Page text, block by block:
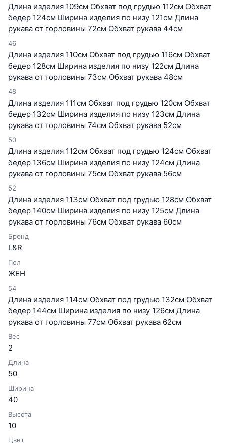
Длина изделия 109см Обхват под грудью 112см Обхват
бедер 124см Ширина изделия по низу 121см Длина
рукава от горловины 72см Обхват рукава 44см
46
Длина изделия 110см Обхват под грудью 116см Обхват
бедер 128см Ширина изделия по низу 122см Длина
рукава от горловины 73см Обхват рукава 48см
48
Длина изделия 111см Обхват под грудью 120см Обхват
бедер 132см Ширина изделия по низу 123см Длина
рукава от горловины 74см Обхват рукава 52см
50
Длина изделия 112см Обхват под грудью 124см Обхват
бедер 136см Ширина изделия по низу 124см Длина
рукава от горловины 75см Обхват рукава 56см
52
Длина изделия 113см Обхват под грудью 128см Обхват
бедер 140см Ширина изделия по низу 125см Длина
рукава от горловины 76см Обхват рукава 60см
Бренд
L&R
Пол
ЖЕН
54
Длина изделия 114см Обхват под грудью 132см Обхват
бедер 144см Ширина изделия по низу 126см Длина
рукава от горловины 77см Обхват рукава 62см
Вес
2
Длина
50
Ширина
40
Высота
10
Цвет